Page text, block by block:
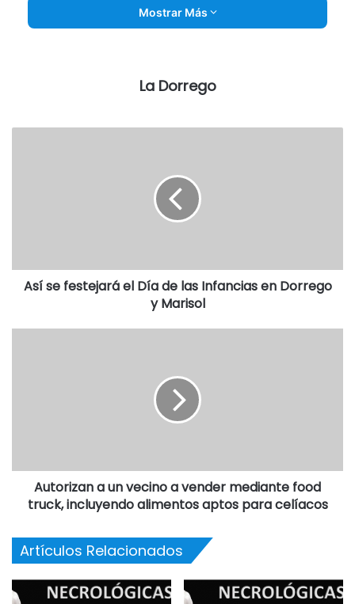
Mostrar Más
La Dorrego
Así se festejará el Día de las Infancias en Dorrego
y Marisol
Autorizan a un vecino a vender mediante food
truck, incluyendo alimentos aptos para celíacos
Artículos Relacionados